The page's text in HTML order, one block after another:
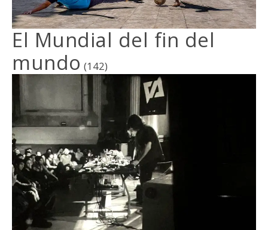
El Mundial del fin del
mundo (142)